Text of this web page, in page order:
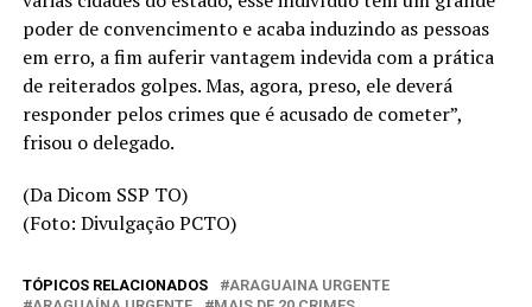
poder de convencimento e acaba induzindo as pessoas
em erro, a fim auferir vantagem indevida com a prática
de reiterados golpes. Mas, agora, preso, ele deverá
responder pelos crimes que é acusado de cometer”,
frisou o delegado.
(Da Dicom SSP TO)
(Foto: Divulgação PCTO)
TÓPICOS RELACIONADOS
ARAGUAINA URGENTE